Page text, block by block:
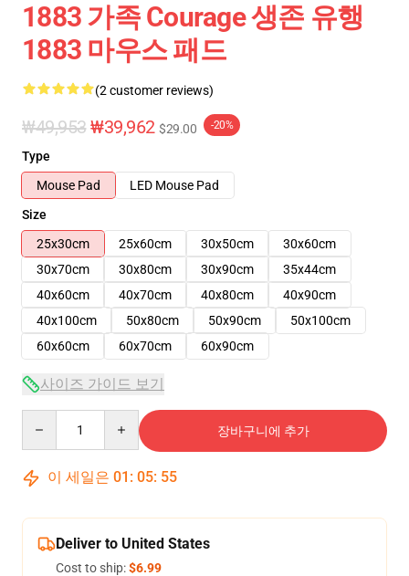
1883 가족 Courage 생존 유행
1883 마우스 패드
(2 customer reviews)
₩49,953 ₩39,962 $29.00 -20%
Type
Mouse Pad
LED Mouse Pad
Size
25x30cm
25x60cm 30x50cm
30x60cm
30x70cm
30x80cm 30x90cm
35x44cm
40x60cm
40x70cm 40x80cm
40x90cm
40x100cm
50x80cm 50x90cm
50x100cm
60x60cm
60x70cm 60x90cm
사이즈 가이드 보기
장바구니에 추가
이 세일은 01 : 05: 54
Deliver to United States
Cost to ship:$6.99